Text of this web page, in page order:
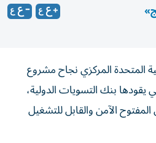
المتحدة المركزي نجاح مشروع
يقودها بنك التسويات الدولية،
الآمن والقابل للتشغيل